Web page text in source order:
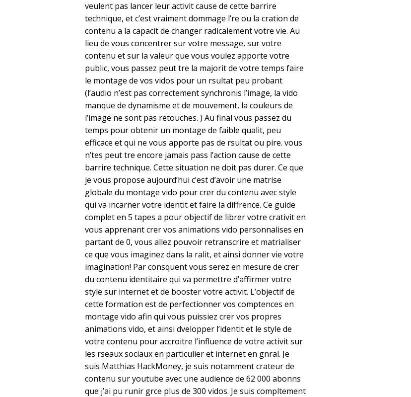
veulent pas lancer leur activit cause de cette barrire
technique, et c’est vraiment dommage l’re ou la cration de
contenu a la capacit de changer radicalement votre vie. Au
lieu de vous concentrer sur votre message, sur votre
contenu et sur la valeur que vous voulez apporte votre
public, vous passez peut tre la majorit de votre temps faire
le montage de vos vidos pour un rsultat peu probant
(l’audio n’est pas correctement synchronis l’image, la vido
manque de dynamisme et de mouvement, la couleurs de
l’image ne sont pas retouches. ) Au final vous passez du
temps pour obtenir un montage de faible qualit, peu
efficace et qui ne vous apporte pas de rsultat ou pire. vous
n’tes peut tre encore jamais pass l’action cause de cette
barrire technique. Cette situation ne doit pas durer. Ce que
je vous propose aujourd’hui c’est d’avoir une matrise
globale du montage vido pour crer du contenu avec style
qui va incarner votre identit et faire la diffrence. Ce guide
complet en 5 tapes a pour objectif de librer votre crativit en
vous apprenant crer vos animations vido personnalises en
partant de 0, vous allez pouvoir retranscrire et matrialiser
ce que vous imaginez dans la ralit, et ainsi donner vie votre
imagination! Par consquent vous serez en mesure de crer
du contenu identitaire qui va permettre d’affirmer votre
style sur internet et de booster votre activit. L’objectif de
cette formation est de perfectionner vos comptences en
montage vido afin qui vous puissiez crer vos propres
animations vido, et ainsi dvelopper l’identit et le style de
votre contenu pour accroitre l’influence de votre activit sur
les rseaux sociaux en particulier et internet en gnral. Je
suis Matthias HackMoney, je suis notamment crateur de
contenu sur youtube avec une audience de 62 000 abonns
que j’ai pu runir grce plus de 300 vidos. Je suis compltement